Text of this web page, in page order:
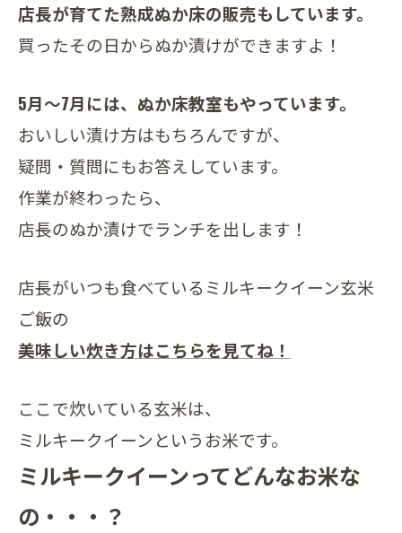
店長が育てた熟成ぬか床の販売もしています。
買ったその日からぬか漬けができますよ！
5月～7月には、ぬか床教室もやっています。
おいしい漬け方はもちろんですが、
疑問・質問にもお答えしています。
作業が終わったら、
店長のぬか漬けでランチを出します！
店長がいつも食べているミルキークイーン玄米
ご飯の
美味しい炊き方はこちらを見てね！
ここで炊いている玄米は、
ミルキークイーンというお米です。
ミルキークイーンってどんなお米な
の・・・？